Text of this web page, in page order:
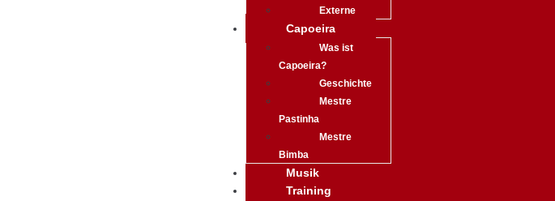
Externe
Capoeira
Was ist
Capoeira?
Geschichte
Mestre
Pastinha
Mestre
Bimba
Musik
Training